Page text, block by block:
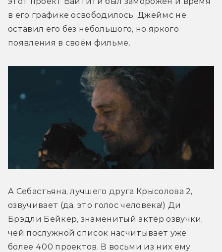
в его графике освободилось, Джеймс не
оставил его без небольшого, но яркого
появления в своём фильме.
А Себастьяна, лучшего друга Крысолова 2,
озвучивает (да, это голос человека!) Ди
Брэдли Бейкер, знаменитый актёр озвучки,
чей послужной список насчитывает уже
более 400 проектов. В восьми из них ему